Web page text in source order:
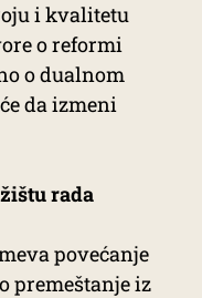
i kvalitetu
o reformi
o dualnom
da izmeni
rada
povećanje
premeštanje iz